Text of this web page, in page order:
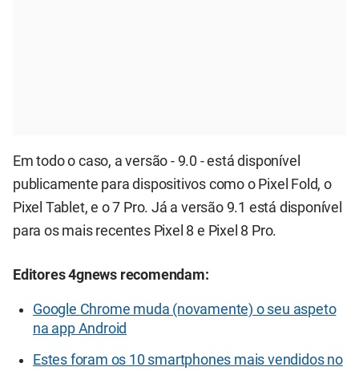
Em todo o caso, a versão - 9.0 - está disponível
publicamente para dispositivos como o Pixel Fold, o
Pixel Tablet, e o 7 Pro. Já a versão 9.1 está disponível
para os mais recentes Pixel 8 e Pixel 8 Pro.
Editores 4gnews recomendam:
Google Chrome muda (novamente) o seu aspeto
na app Android
Estes foram os 10 smartphones mais vendidos no